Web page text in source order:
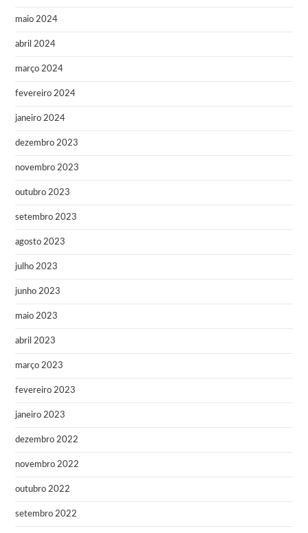
maio 2024
abril 2024
março 2024
fevereiro 2024
janeiro 2024
dezembro 2023
novembro 2023
outubro 2023
setembro 2023
agosto 2023
julho 2023
junho 2023
maio 2023
abril 2023
março 2023
fevereiro 2023
janeiro 2023
dezembro 2022
novembro 2022
outubro 2022
setembro 2022